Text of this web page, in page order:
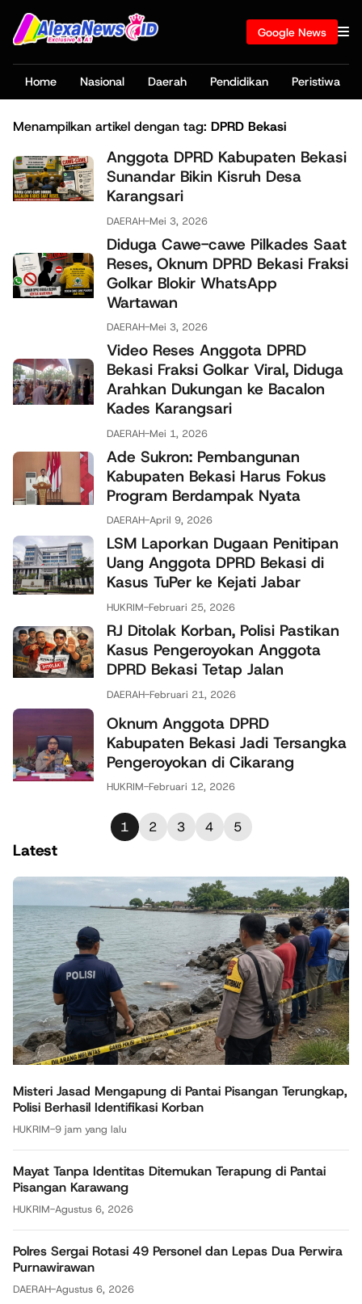
Google News
Home Nasional Daerah Pendidikan Peristiwa
Menampilkan artikel dengan tag: DPRD Bekasi
Anggota DPRD Kabupaten Bekasi
Sunandar Bikin Kisruh Desa
Karangsari
DAERAH-Mei 3, 2026
Diduga Cawe-cawe Pilkades Saat
Reses, Oknum DPRD Bekasi Fraksi
Golkar Blokir WhatsApp
Wartawan
DAERAH-Mei 3, 2026
Video Reses Anggota DPRD
Bekasi Fraksi Golkar Viral, Diduga
Arahkan Dukungan ke Bacalon
Kades Karangsari
DAERAH-Mei 1, 2026
Ade Sukron: Pembangunan
Kabupaten Bekasi Harus Fokus
Program Berdampak Nyata
DAERAH-April 9, 2026
LSM Laporkan Dugaan Penitipan
Uang Anggota DPRD Bekasi di
Kasus TuPer ke Kejati Jabar
HUKRIM-Februari 25, 2026
RJ Ditolak Korban, Polisi Pastikan
Kasus Pengeroyokan Anggota
DPRD Bekasi Tetap Jalan
DAERAH-Februari 21, 2026
Oknum Anggota DPRD
Kabupaten Bekasi Jadi Tersangka
Pengeroyokan di Cikarang
HUKRIM-Februari 12, 2026
1 2 3 4 5
Latest
Misteri Jasad Mengapung di Pantai Pisangan Terungkap,
Polisi Berhasil Identifikasi Korban
HUKRIM-9 jam yang lalu
Mayat Tanpa Identitas Ditemukan Terapung di Pantai
Pisangan Karawang
HUKRIM-Agustus 6, 2026
Polres Sergai Rotasi 49 Personel dan Lepas Dua Perwira
Purnawirawan
DAERAH-Agustus 6, 2026